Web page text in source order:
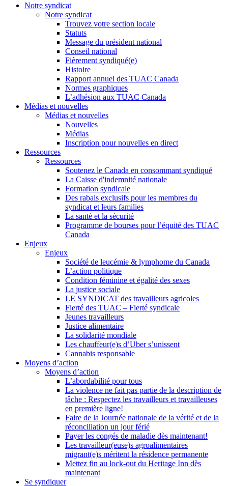
Notre syndicat
Notre syndicat
Trouvez votre section locale
Statuts
Message du président national
Conseil national
Fièrement syndiqué(e)
Histoire
Rapport annuel des TUAC Canada
Normes graphiques
L’adhésion aux TUAC Canada
Médias et nouvelles
Médias et nouvelles
Nouvelles
Médias
Inscription pour nouvelles en direct
Ressources
Ressources
Soutenez le Canada en consommant syndiqué
La Caisse d'indemnité nationale
Formation syndicale
Des rabais exclusifs pour les membres du
syndicat et leurs families
La santé et la sécurité
Programme de bourses pour l’équité des TUAC
Canada
Enjeux
Enjeux
Société de leucémie & lymphome du Canada
L’action politique
Condition féminine et égalité des sexes
La justice sociale
LE SYNDICAT des travailleurs agricoles
Fierté des TUAC – Fierté syndicale
Jeunes travailleurs
Justice alimentaire
La solidarité mondiale
Les chauffeur(e)s d’Uber s’unissent
Cannabis responsable
Moyens d’action
Moyens d’action
L’abordabilité pour tous
La violence ne fait pas partie de la description de
tâche : Respectez les travailleurs et travailleuses
en première ligne!
Faire de la Journée nationale de la vérité et de la
réconciliation un jour férié
Payer les congés de maladie dès maintenant!
Les travailleur(euse)s agroalimentaires
migrant(e)s méritent la résidence permanente
Mettez fin au lock-out du Heritage Inn dès
maintenant
Se syndiquer